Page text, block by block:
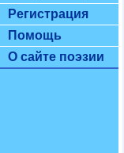
Регистрация
Помощь
О сайте поэзии